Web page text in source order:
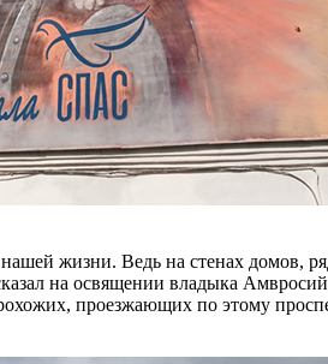
жизни. Ведь на стенах
на освящении владыка
проезжающих по этому